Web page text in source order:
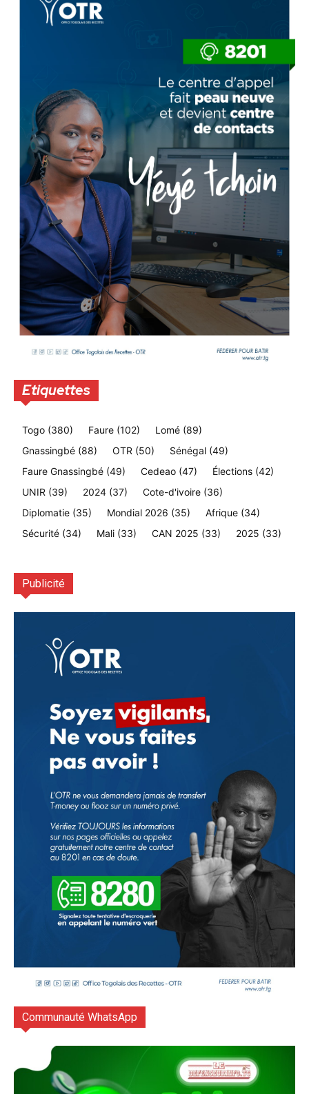
Etiquettes
Togo (380) Faure (102) Lomé (89)
Gnassingbé (88) OTR (50) Sénégal (49)
Faure Gnassingbé (49) Cedeao (47) Élections (42)
UNIR (39) 2024 (37) Cote-d'ivoire (36)
Diplomatie (35) Mondial 2026 (35) Afrique (34)
Sécurité (34) Mali (33) CAN 2025 (33) 2025 (33)
Publicité
Communauté WhatsApp